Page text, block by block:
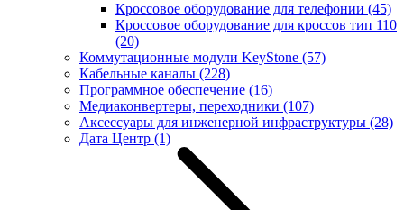
Кроссовое оборудование для телефонии (45)
Кроссовое оборудование для кроссов тип 110
(20)
Коммутационные модули KeyStone (57)
Кабельные каналы (228)
Программное обеспечение (16)
Медиаконвертеры, переходники (107)
Аксессуары для инженерной инфраструктуры (28)
Дата Центр (1)